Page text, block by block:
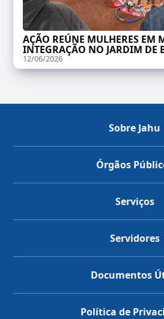
AÇÃO REÚNE MULHERES EM
INTEGRAÇÃO NO JARDIM DE
12/06/2026
Sobre Jahu
Órgãos
Serviços
Servidores
Documentos
Política de